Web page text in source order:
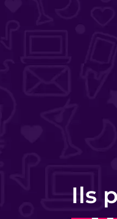
Ils
Equipe très pro,